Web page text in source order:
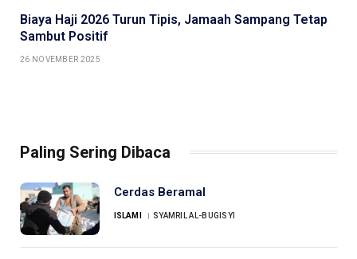
Biaya Haji 2026 Turun Tipis, Jamaah Sampang Tetap
Sambut Positif
26 NOVEMBER 2025
Paling Sering Dibaca
Cerdas Beramal
ISLAMI SYAMRIL AL-BUGISYI